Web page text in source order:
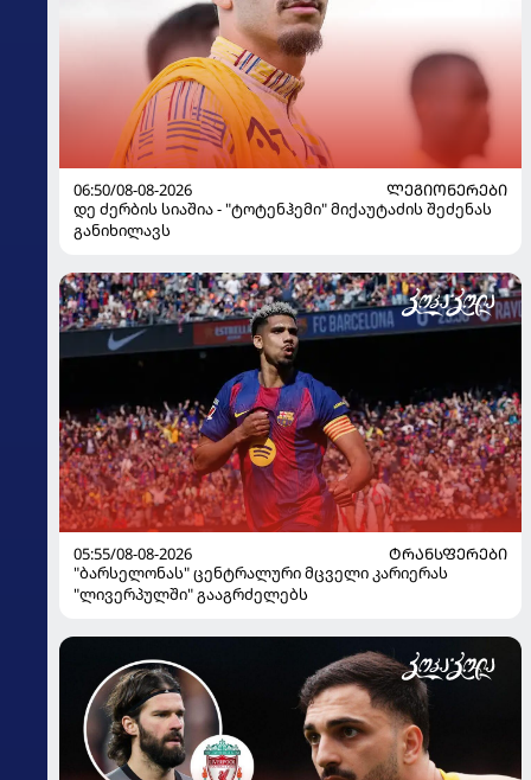
06:50/08-08-2026
ᲚᲔᲒᲘᲝᲜᲔᲠᲔᲑᲘ
დე ძერბის სიაშია - "ტოტენჰემი" მიქაუტაძის შეძენას
განიხილავს
05:55/08-08-2026
ᲢᲠᲐᲜᲡᲤᲔᲠᲔᲑᲘ
"ბარსელონას" ცენტრალური მცველი კარიერას
"ლივერპულში" გააგრძელებს